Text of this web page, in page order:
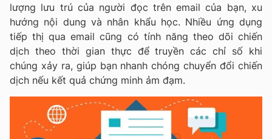
lượng lưu trú của người đọc trên email của bạn, xu
hướng nội dung và nhân khẩu học. Nhiều ứng dụng
tiếp thị qua email cũng có tính năng theo dõi chiến
dịch theo thời gian thực để truyền các chỉ số khi
chúng xảy ra, giúp bạn nhanh chóng chuyển đổi chiến
dịch nếu kết quả chứng minh ảm đạm.